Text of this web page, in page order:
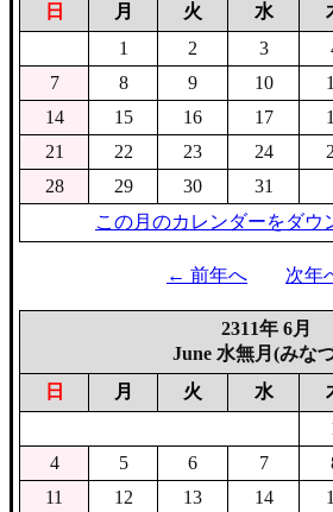
日
月 火 水
1
2 3
7
8 9 10
14
15 16 17
21
22 23 24
28
29 30
31
この月のカレンダーをダウ
← 前年へ 次年
2311年 6月
June 水無月(みな
日
月 火 水
4
5 6 7
11
12 13 14